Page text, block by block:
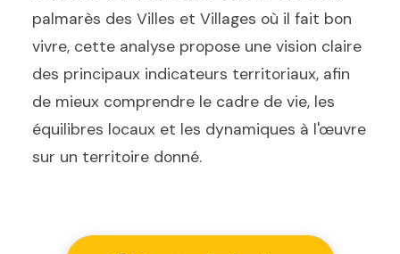
palmarès des Villes et Villages où il fait bon
vivre, cette analyse propose une vision claire
des principaux indicateurs territoriaux, afin
de mieux comprendre le cadre de vie, les
équilibres locaux et les dynamiques à l'œuvre
sur un territoire donné.